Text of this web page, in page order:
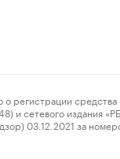
сетевого издания
03.12.2021 за